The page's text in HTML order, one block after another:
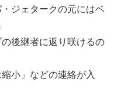
ジェタークの元にはベ
後継者に返り咲けるの
小」などの連絡が入